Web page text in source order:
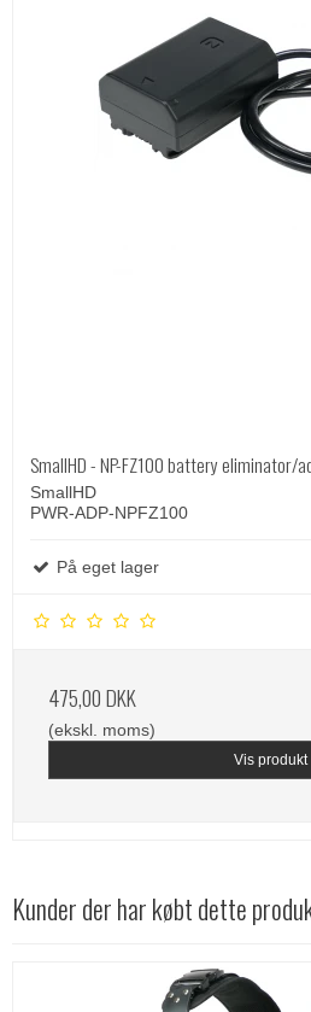
SmallHD - NP-FZ100 battery eliminator/
SmallHD
PWR-ADP-NPFZ100
På eget lager
475,00 DKK
(ekskl. moms)
Vis produkt
Kunder der har købt dette